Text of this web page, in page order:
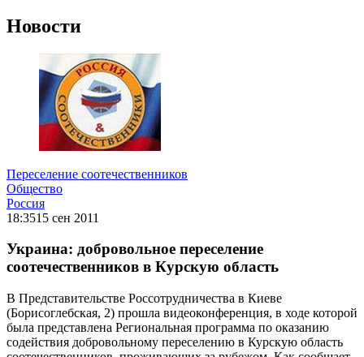
Новости
Переселение соотечественников
Общество
Россия
18:3515 сен 2011
Украина: добровольное переселение
соотечественников в Курскую область
В Представительстве Россотрудничества в Киеве
(Борисоглебская, 2) прошла видеоконференция, в ходе которой
была представлена Региональная программа по оказанию
содействия добровольному переселению в Курскую область